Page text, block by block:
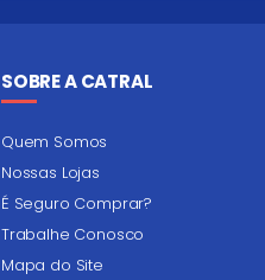
SOBRE A CATRAL
Quem Somos
Nossas Lojas
É Seguro Comprar?
Trabalhe Conosco
Mapa do Site